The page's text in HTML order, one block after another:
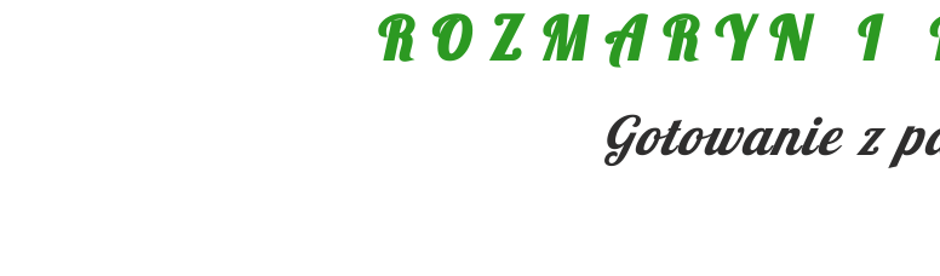
ROZMARYN I
Gotowanie z